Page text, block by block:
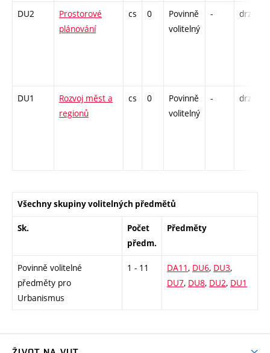
DU2
Prostorové
plánování
cs 0
Povinně
volitelný
- drzk
DU1
Rozvoj měst a
regionů
cs 0
Povinně
volitelný
- drzk
Všechny skupiny volitelných předmětů
Sk.
Počet
předm.
Předměty
Povinně volitelné
předměty pro
Urbanismus
1 - 11 DA11, DU6, DU3,
DU7, DU8, DU2, DU1